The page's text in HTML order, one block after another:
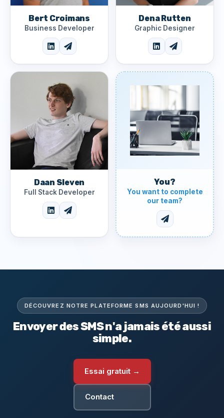
Bert Croimans
Business Developer
Dena Rutten
Graphic Designer
Daan Sleven
Full Stack Developer
You?
You want to complete
our team?
DÉCOUVREZ NOTRE PLATEFORME SMS AUJOURD'HUI !
Envoyer des SMS n'a jamais été aussi
simple.
Essai gratuit →
Contact